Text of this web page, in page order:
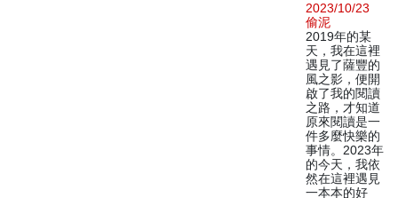
2023/10/23
偷泥
2019年的某
天，我在這裡
遇見了薩豐的
風之影，便開
啟了我的閱讀
之路，才知道
原來閱讀是一
件多麼快樂的
事情。2023年
的今天，我依
然在這裡遇見
一本本的好